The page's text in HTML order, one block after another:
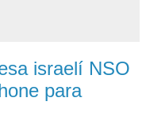
israelí NSO
para